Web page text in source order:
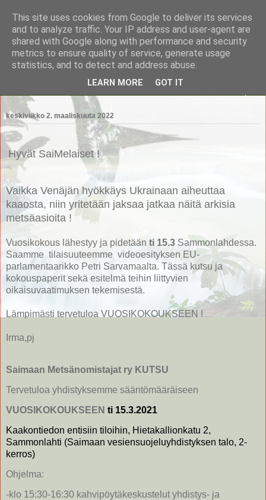
Saimaan Metsänomistajat
Saimaan Metsänomistajat
keskiviikko 2. maaliskuuta 2022
Hyvät SaiMelaiset !
Vaikka Venäjän hyökkäys Ukrainaan aiheuttaa
kaaosta, niin yritetään jaksaa jatkaa näitä arkisia
metsäasioita !
Vuosikokous lähestyy ja pidetään ti 15.3 Sammonlahdessa.
Saamme tilaisuuteemme videoesityksen EU-
parlamentaarikko Petri Sarvamaalta. Tässä kutsu ja
kokouspaperit sekä esitelmä teihin liittyvien
oikaisuvaatimuksen tekemisestä.
Lämpimästi tervetuloa VUOSIKOKOUKSEEN !
Irma,pj
Saimaan Metsänomistajat ry KUTSU
Tervetuloa yhdistyksemme sääntömääräiseen
VUOSIKOKOUKSEEN ti 15.3.2021
Kaakontiedon entisiin tiloihin, Hietakallionkatu 2,
Sammonlahti (Saimaan vesiensuojeluyhdistyksen talo, 2-
kerros)
Ohjelma:
-klo 15:30-16:30 kahvipöytäkeskustelut yhdistys- ja
This site uses cookies from Google to deliver its services
and to analyze traffic. Your IP address and user-agent are
shared with Google along with performance and security
metrics to ensure quality of service, generate usage
statistics, and to detect and address abuse.
LEARN MORE GOT IT